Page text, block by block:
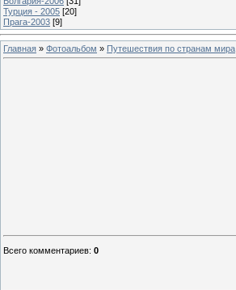
Турция - 2005 [20]
Прага-2003 [9]
Главная » Фотоальбом » Путешествия по странам мира
Всего комментариев: 0